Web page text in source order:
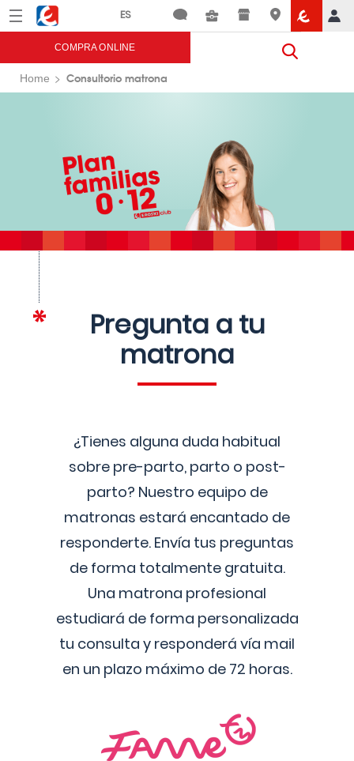
Menú Eroski
COMPRA ONLINE
Home Consultorio matrona
Pregunta a tu
matrona
¿Tienes alguna duda habitual
sobre pre-parto, parto o post-
parto? Nuestro equipo de
matronas estará encantado de
responderte. Envía tus preguntas
de forma totalmente gratuita.
Una matrona profesional
estudiará de forma personalizada
tu consulta y responderá vía mail
en un plazo máximo de 72 horas.